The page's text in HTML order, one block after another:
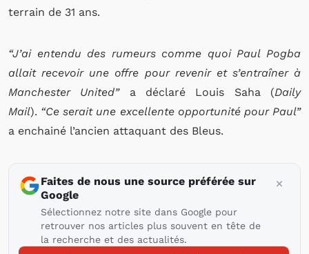
terrain de 31 ans.
“J’ai entendu des rumeurs comme quoi Paul Pogba
allait recevoir une offre pour revenir et s’entraîner à
Manchester United”a déclaré Louis Saha (Daily
Mail). “Ce serait une excellente opportunité pour Paul”
a enchainé l’ancien attaquant des Bleus.
Faites de nous une source préférée sur
Google
Sélectionnez notre site dans Google pour
retrouver nos articles plus souvent en tête de
la recherche et des actualités.